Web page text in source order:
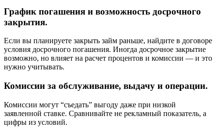
График погашения и возможность досрочного
закрытия.
Если вы планируете закрыть займ раньше, найдите в договоре
условия досрочного погашения. Иногда досрочное закрытие
возможно, но влияет на расчет процентов и комиссии — и это
нужно учитывать.
Комиссии за обслуживание, выдачу и операции.
Комиссии могут “съедать” выгоду даже при низкой
заявленной ставке. Сравнивайте не рекламный показатель, а
цифры из условий.